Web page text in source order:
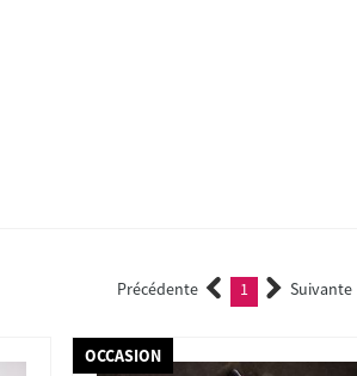
Précédente 1 (current)Suivante
OCCASION